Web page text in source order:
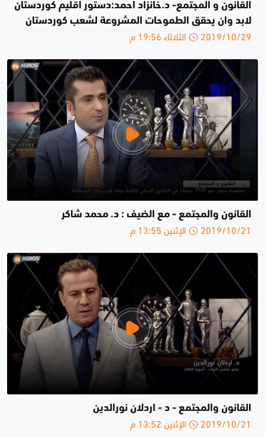
القانون و المجتمع- د.خانزاد احمد:دستور اقليم كوردستان
لابد وان يحقق الطموحات المشروعة لشعب كوردستان
2019/10/29 الثلاثاء 19:56 م
القانون والمجتمع - مع الضيف : د. محمد شاكر
2019/10/21 الإثنين 13:55 م
القانون والمجتمع - د - اردلان نورالدين
2019/10/21 الإثنين 13:52 م